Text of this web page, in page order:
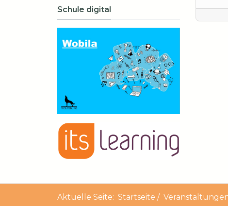
Schule digital
Aktuelle Seite: Startseite